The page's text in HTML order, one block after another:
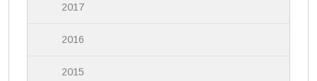
2017
2016
2015